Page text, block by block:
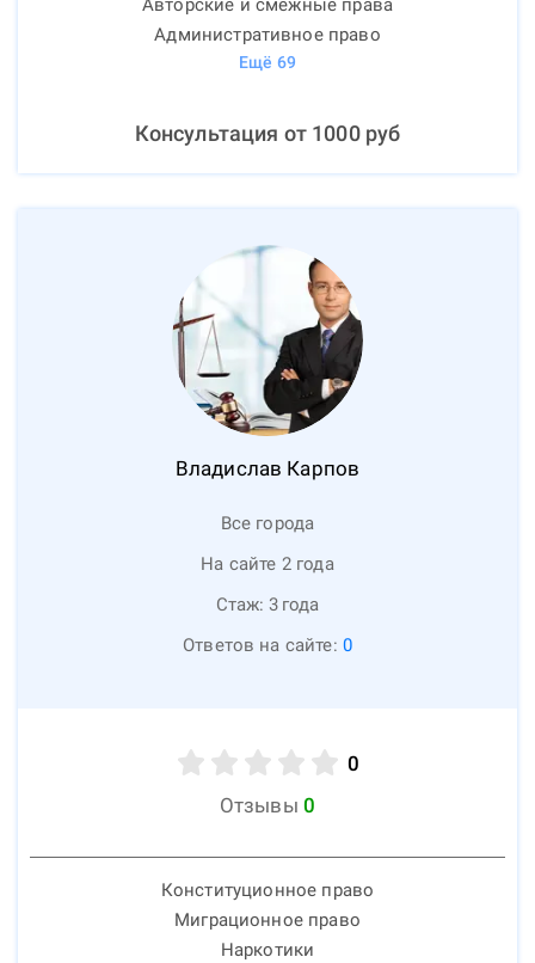
Авторские и смежные права
Административное право
Ещё 69
Консультация от 1000руб
Владислав Карпов
Все города
На сайте 2 года
Стаж: 3 года
Ответов на сайте: 0
0
Отзывы 0
Конституционное право
Миграционное право
Наркотики